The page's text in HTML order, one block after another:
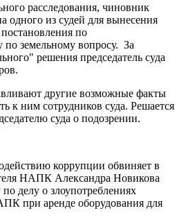
расследования, чиновник
одного из судей для вынесения
по
по земельному вопросу. За
решения председатель суда
другие возможные факты
к ним сотрудников суда. Решается
суда о подозрении.
коррупции обвиняет в
НАПК Александра Новикова
делу о злоупотреблениях
при аренде оборудования для